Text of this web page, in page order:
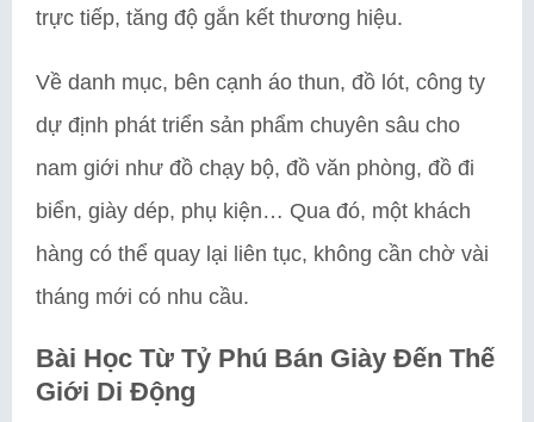
trực tiếp, tăng độ gắn kết thương hiệu.
Về danh mục, bên cạnh áo thun, đồ lót, công ty
dự định phát triển sản phẩm chuyên sâu cho
nam giới như đồ chạy bộ, đồ văn phòng, đồ đi
biển, giày dép, phụ kiện… Qua đó, một khách
hàng có thể quay lại liên tục, không cần chờ vài
tháng mới có nhu cầu.
Bài Học Từ Tỷ Phú Bán Giày Đến Thế
Giới Di Động